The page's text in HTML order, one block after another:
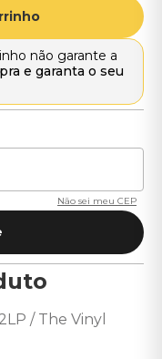
não garante a
e garanta o seu
Não sei meu CEP
/ The Vinyl